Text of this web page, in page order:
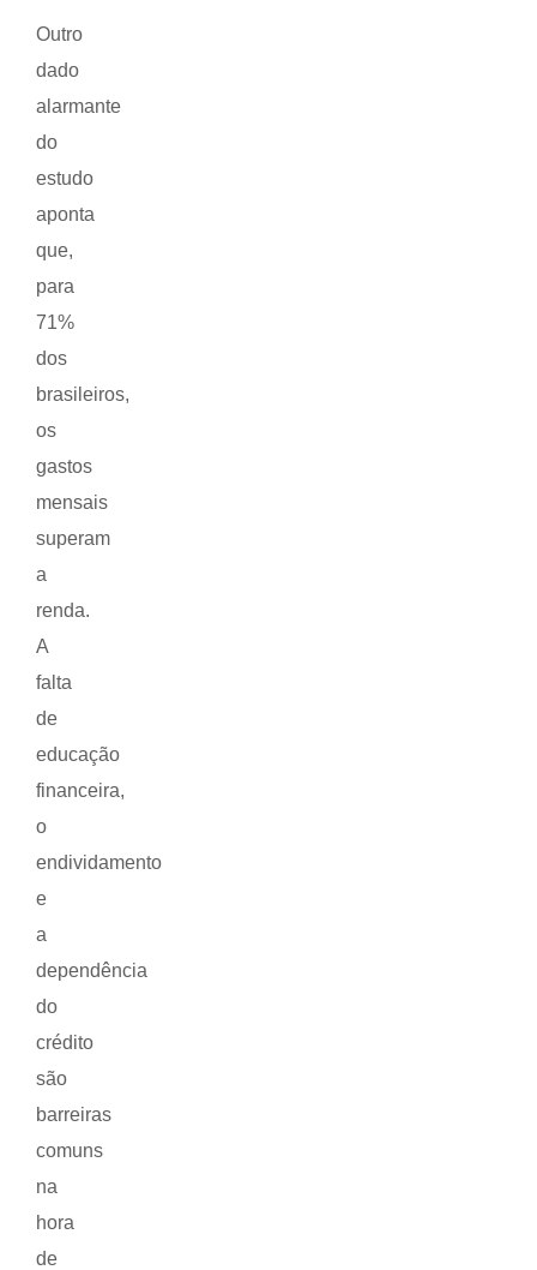
Outro
dado
alarmante
do
estudo
aponta
que,
para
71%
dos
brasileiros,
os
gastos
mensais
superam
a
renda.
A
falta
de
educação
financeira,
o
endividamento
e
a
dependência
do
crédito
são
barreiras
comuns
na
hora
de